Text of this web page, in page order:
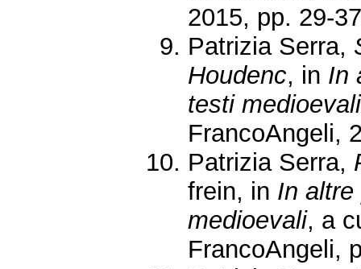
2015, pp. 29-
Patrizia Serra,
Houdenc, in In
testi medioevali
FrancoAngeli,
Patrizia Serra,
frein, in In altre
medioevali, a
FrancoAngeli,